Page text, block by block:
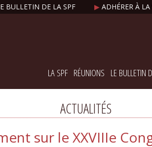
BULLETIN DE LA SPF ▶ ADHÉRER À LA
LA SPF RÉUNIONS LE BULLETIN
ACTUALITÉS
sur le XXVIIIe